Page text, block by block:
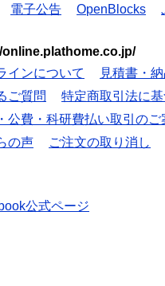
電子公告 OpenBlocks
online.plathome.co.jp/
インについて
見積書・
ご質問
特定商取引法に
公費・科研費払い取引のご
の声 ご注文の取り消し
公式ページ